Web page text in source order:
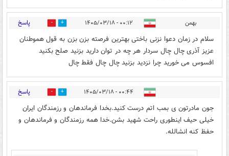
بهمن ۰۰:۱۲ - ۱۴۰۵/۰۳/۱۸ 5 پاسخ
سلام در زمان دعوا نزنی باختی بهترین فرصته بزن بزن به قول هموطنان
عزیز آذری چال چال سردار هر چه در توان دارید بزنید صلح بکنید
افسوس می خورید چرا نزدید بزنید چال چال فقط چال
۰۰:۴۴ - ۱۴۰۵/۰۳/۱۸ 6 پاسخ
جون مادرتون ی بمب اتم درست کنید.بخدا فرماندهان و رزمندگان ایران
خیلی حیف اینطوری راحت شهید بشن.خدا همه رزمندگان و فرماندهان و
حفظ کنه انشالله.